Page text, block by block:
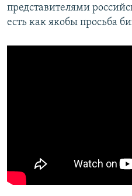
представителями
есть как якобы просьба